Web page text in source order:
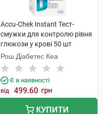
Accu-Chek Instant Тест-
смужки для контролю рівня
глюкози у крові 50 шт
Рош Діабетес Кеа
Є в наявності
від 499.60 грн
КУПИТИ